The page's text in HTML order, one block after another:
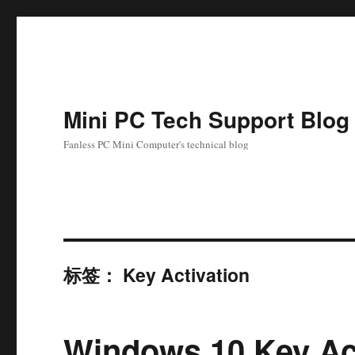
Mini PC Tech Support Blog
Fanless PC Mini Computer's technical blog
标签： Key Activation